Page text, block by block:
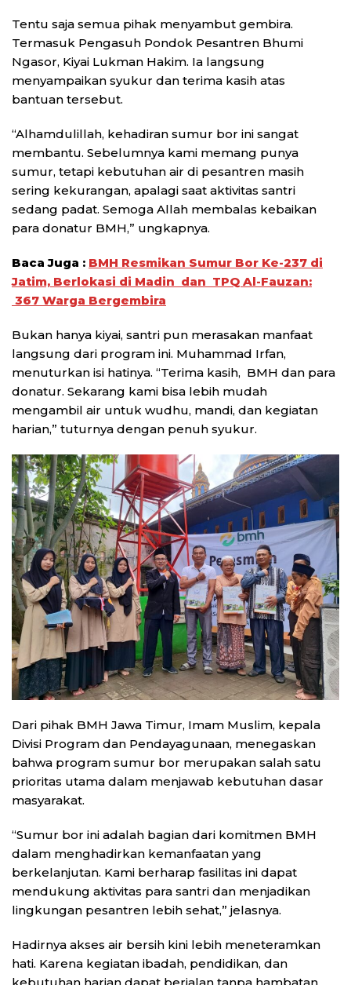
Tentu saja semua pihak menyambut gembira.
Termasuk Pengasuh Pondok Pesantren Bhumi
Ngasor, Kiyai Lukman Hakim. Ia langsung
menyampaikan syukur dan terima kasih atas
bantuan tersebut.
“Alhamdulillah, kehadiran sumur bor ini sangat
membantu. Sebelumnya kami memang punya
sumur, tetapi kebutuhan air di pesantren masih
sering kekurangan, apalagi saat aktivitas santri
sedang padat. Semoga Allah membalas kebaikan
para donatur BMH,” ungkapnya.
Baca Juga : BMH Resmikan Sumur Bor Ke-237 di
Jatim, Berlokasi di Madin dan TPQ Al-Fauzan:
367 Warga Bergembira
Bukan hanya kiyai, santri pun merasakan manfaat
langsung dari program ini. Muhammad Irfan,
menuturkan isi hatinya. “Terima kasih, BMH dan para
donatur. Sekarang kami bisa lebih mudah
mengambil air untuk wudhu, mandi, dan kegiatan
harian,” tuturnya dengan penuh syukur.
Dari pihak BMH Jawa Timur, Imam Muslim, kepala
Divisi Program dan Pendayagunaan, menegaskan
bahwa program sumur bor merupakan salah satu
prioritas utama dalam menjawab kebutuhan dasar
masyarakat.
“Sumur bor ini adalah bagian dari komitmen BMH
dalam menghadirkan kemanfaatan yang
berkelanjutan. Kami berharap fasilitas ini dapat
mendukung aktivitas para santri dan menjadikan
lingkungan pesantren lebih sehat,” jelasnya.
Hadirnya akses air bersih kini lebih meneteramkan
hati. Karena kegiatan ibadah, pendidikan, dan